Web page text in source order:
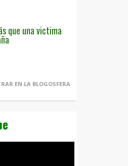
que una victima
EN LA BLOGOSFERA